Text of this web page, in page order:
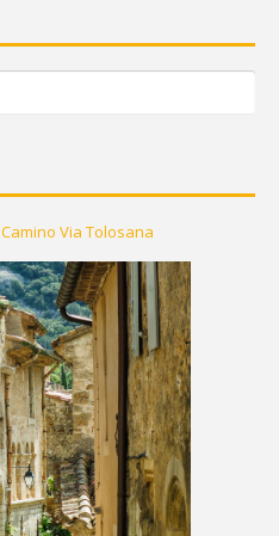
Camino Via Tolosana